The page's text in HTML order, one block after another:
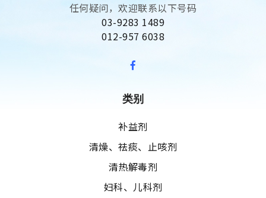
任何疑问，欢迎联系以下号码
03-9283 1489
012-957 6038
类别
补益剂
清燥、祛痰、止咳剂
清热解毒剂
妇科、儿科剂